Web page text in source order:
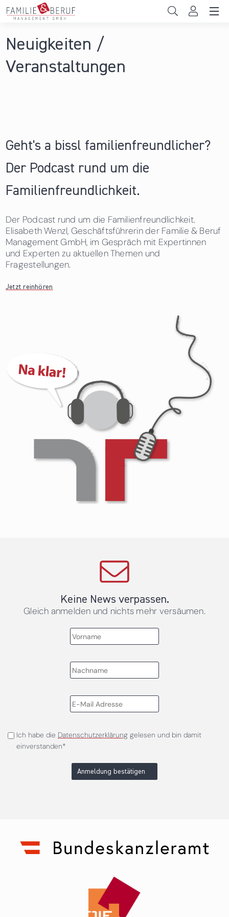
Direkt zum Inhalt
News & Events
Sie sind hier
Neuigkeiten /
Veranstaltungen
Geht's a bissl familienfreundlicher?
Der Podcast rund um die
Familienfreundlichkeit.
Der Podcast rund um die Familienfreundlichkeit.
Elisabeth Wenzl, Geschäftsführerin der Familie & Beruf
Management GmbH, im Gespräch mit Expertinnen
und Experten zu aktuellen Themen und
Fragestellungen.
Jetzt reinhören
Keine News verpassen.
Gleich anmelden und nichts mehr versäumen.
Ich habe die Datenschutzerklärunggelesen und bin damit
einverstanden*
Anmeldung bestätigen